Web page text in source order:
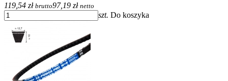
119,54 zł brutto97,19 zł netto
szt. Do koszyka